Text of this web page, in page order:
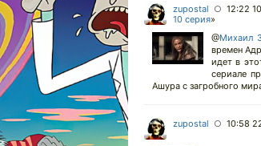
zupostal ○ 12:22
10 серия»
@Михаил
времен
идет в
сериале
Ашура с загробного
zupostal ○ 10:58